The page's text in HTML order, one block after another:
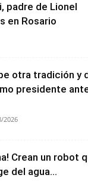
padre de Lionel
en Rosario
otra tradición y
presidente
2026
Crean un robot
del agua...